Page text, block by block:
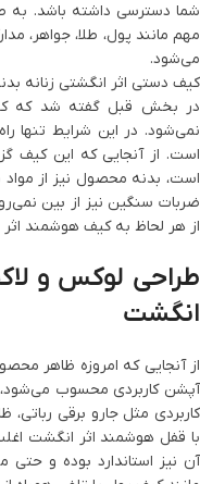
شما دسترسی داشته باشد. به
مهم مانند پول، طلا، جواهر،
می‌شود.
کیف دستی اثر انگشتی زنانه
در بخش قبل گفته شد که
نمی‌شود. در این شرایط تنها
است. از آنجایی که این کیف
است، بدنه محصول نیز از
ضربات سنگین نیز از بین
از هر لحاظ به کیف هوشمند اثر
طراحی لوکس و
انگشت
از آنجایی که امروزه ظاهر
آپشن کاربردی محسوب می‌شود،
کاربردی مثل جارو برقی
با قفل هوشمند اثر انگشت
آن نیز استاندارد بوده و حتی